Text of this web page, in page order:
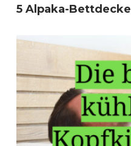
5 Alpaka-